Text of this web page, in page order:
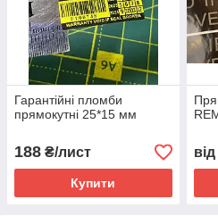
Гарантійні пломби
прямокутні 25*15 мм
188 ₴/лист
Купити
від